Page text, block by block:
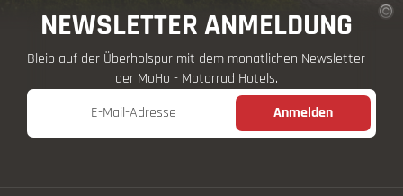
NEWSLETTER ANMELDUNG
Bleib auf der Überholspur mit dem monatlichen Newsletter
der MoHo - Motorrad Hotels.
E-Mail-Adresse
Anmelden